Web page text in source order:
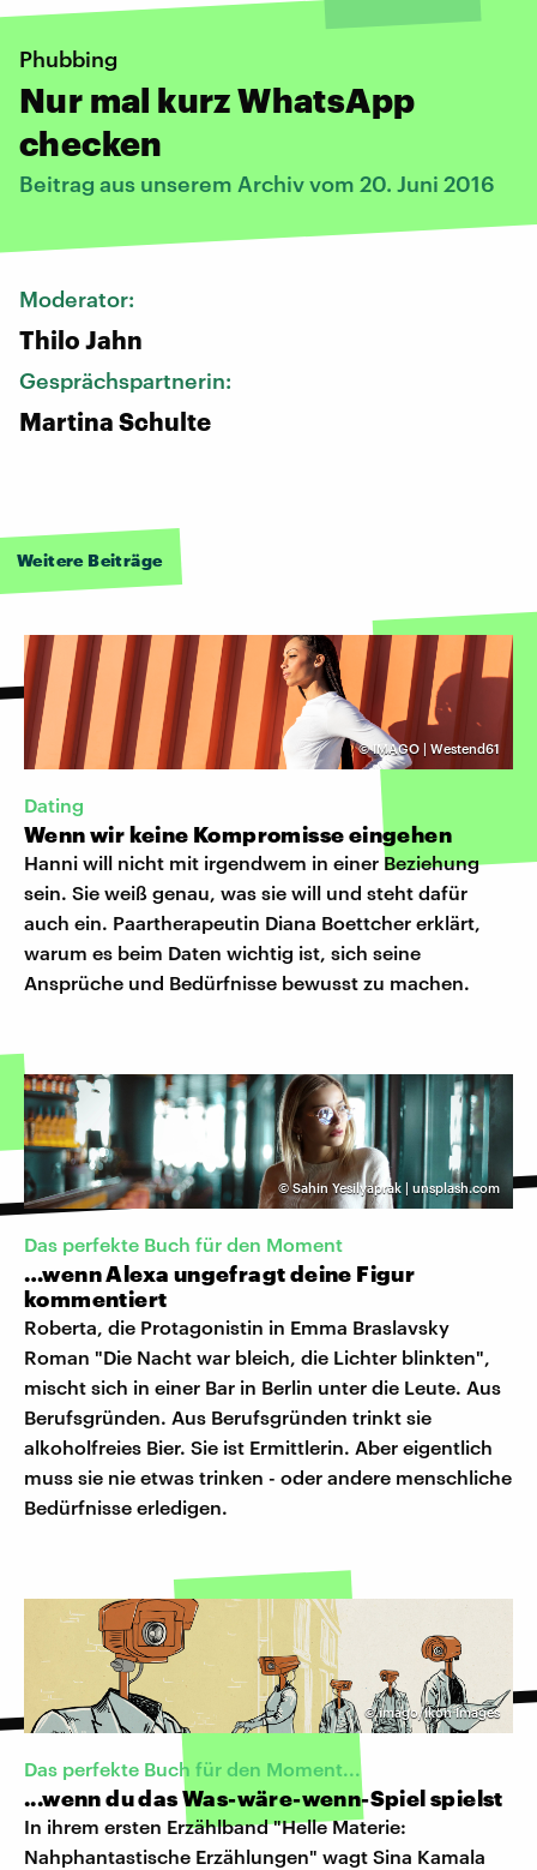
Phubbing
Nur mal kurz WhatsApp
checken
Beitrag aus unserem Archiv vom 20. Juni 2016
Moderator:
Thilo Jahn
Gesprächspartnerin:
Martina Schulte
Weitere Beiträge
©IMAGO | Westend61
Dating
Wenn wir keine Kompromisse eingehen
Hanni will nicht mit irgendwem in einer Beziehung
sein. Sie weiß genau, was sie will und steht dafür
auch ein. Paartherapeutin Diana Boettcher erklärt,
warum es beim Daten wichtig ist, sich seine
Ansprüche und Bedürfnisse bewusst zu machen.
©Sahin Yesilyaprak | unsplash.com
Das perfekte Buch für den Moment
…wenn Alexa ungefragt deine Figur
kommentiert
Roberta, die Protagonistin in Emma Braslavsky
Roman "Die Nacht war bleich, die Lichter blinkten",
mischt sich in einer Bar in Berlin unter die Leute. Aus
Berufsgründen. Aus Berufsgründen trinkt sie
alkoholfreies Bier. Sie ist Ermittlerin. Aber eigentlich
muss sie nie etwas trinken - oder andere menschliche
Bedürfnisse erledigen.
©imago/Ikon Images
Das perfekte Buch für den Moment...
...wenn du das Was-wäre-wenn-Spiel spielst
In ihrem ersten Erzählband "Helle Materie:
Nahphantastische Erzählungen" wagt Sina Kamala